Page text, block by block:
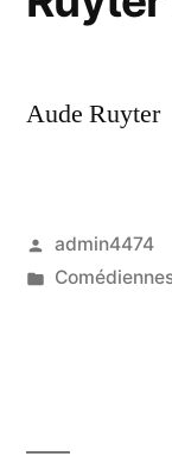
Aude Ruyter
Publié
par
admin4474
Publié